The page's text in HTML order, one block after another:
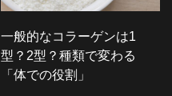
一般的なコラーゲンは1
型？2型？種類で変わる
「体での役割」